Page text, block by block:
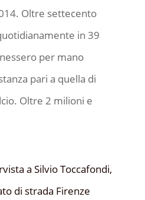
Oltre settecento
in 39
per mano
pari a quella di
Oltre 2 milioni e